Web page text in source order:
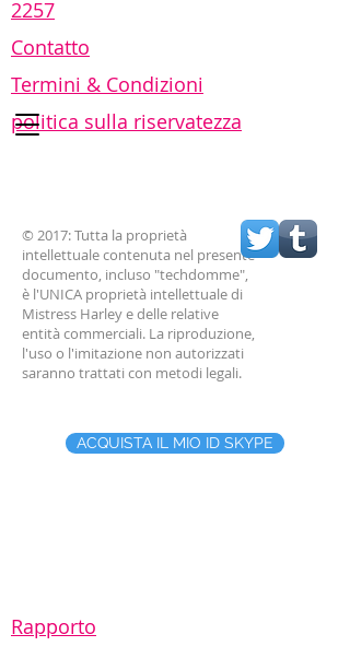
omaggio
Abbonament
o 7 giorni
2257
Contatto
Termini & Condizioni
politica sulla riservatezza
© 2017: Tutta la proprietà
intellettuale contenuta nel presente
documento, incluso "techdomme",
è l'UNICA proprietà intellettuale di
Mistress Harley e delle relative
entità commerciali. La riproduzione,
l'uso o l'imitazione non autorizzati
saranno trattati con metodi legali.
ACQUISTA IL MIO ID SKYPE
Rapporto